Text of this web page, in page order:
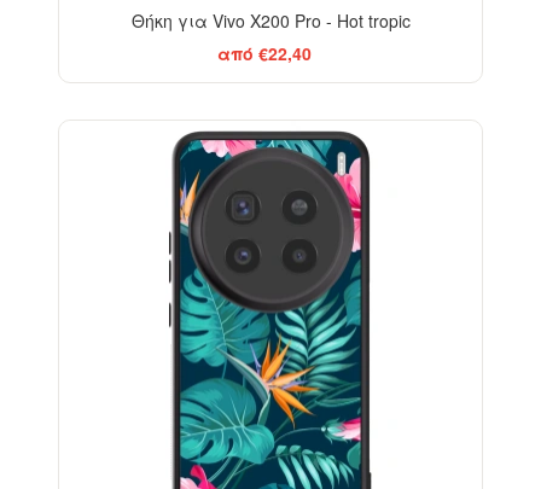
Θήκη για Vivo X200 Pro - Hot tropic
από €22,40